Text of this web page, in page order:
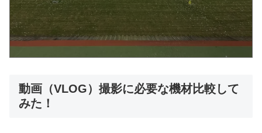
動画（VLOG）撮影に必要な機材比較して
みた！